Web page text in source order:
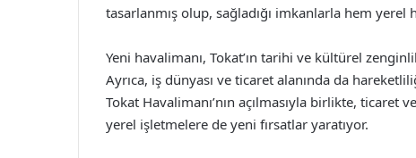
tasarlanmış olup, sağladığı imkanlarla hem
Yeni havalimanı, Tokat’ın tarihi ve kültürel
Ayrıca, iş dünyası ve ticaret alanında da
Tokat Havalimanı’nın açılmasıyla birlikte,
yerel işletmelere de yeni fırsatlar yaratıyor.